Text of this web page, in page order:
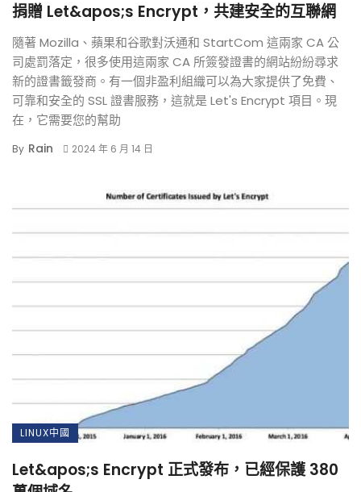
捐贈 Let&apos;s Encrypt，共建安全的互聯網
隨著 Mozilla、蘋果和谷歌對沃通和 StartCom 這兩家 CA 公
司處罰落定，很多使用這兩家 CA 所簽發證書的網站紛紛尋求
新的證書籤發商。有一個非盈利組織可以為大家提供了免費、
可靠和安全的 SSL 證書服務，這就是 Let's Encrypt 項目。現
在，它需要您的幫助
By Rain 2024 年 6 月 14 日
LINUX中國
Let&apos;s Encrypt 正式發布，已經保護 380